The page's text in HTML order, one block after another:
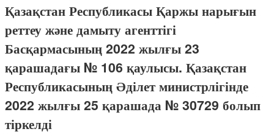
Қазақстан Республикасы Қаржы нарығын
реттеу және дамыту агенттігі
Басқармасының 2022 жылғы 23
қарашадағы № 106 қаулысы. Қазақстан
Республикасының Әділет министрлігінде
2022 жылғы 25 қарашада № 30729 болып
тіркелді